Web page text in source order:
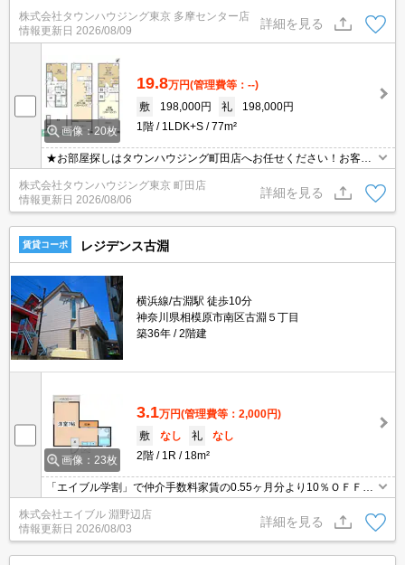
株式会社タウンハウジング東京 多摩センター店
情報更新日 2026/08/09
詳細を見る
画像：20枚
19.8万円(管理費等：--)
敷
198,000円 礼
198,000円
1階
1LDK+S 77m²
★お部屋探しはタウンハウジング町田店へお任せください！お客様
のご条件にピッタリなお部屋をご紹介可能です！！お引越しのプロ
が精一杯お手伝いさせていただきます！！★
株式会社タウンハウジング東京 町田店
情報更新日 2026/08/06
詳細を見る
賃貸コーポ レジデンス古淵
横浜線/古淵駅 徒歩10分
神奈川県相模原市南区古淵５丁目
築36年
2階建
画像：23枚
3.1万円(管理費等：2,000円)
敷
なし 礼
なし
2階
1R 18m²
「エイブル学割」で仲介手数料家賃の0.55ヶ月分より10％ＯＦＦ。
最上階。角部屋。閑静な住宅街。インターネット無料。IH調理器付
き。エアコン1基付き。敷金・礼金なし。初期費用がおさえられる
物件。
株式会社エイブル 淵野辺店
情報更新日 2026/08/03
詳細を見る